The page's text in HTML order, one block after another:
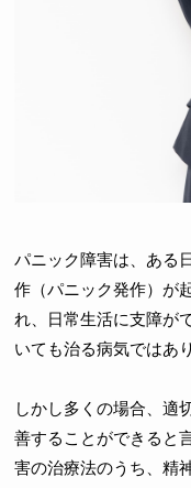
パニック障害は、ある
作（パニック発作）が
れ、日常生活に支障が
いても治る病気ではあ
しかし多くの場合、適
善することができると
害の治療法のうち、精